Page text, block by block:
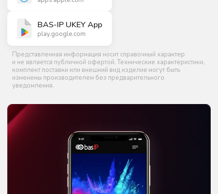
BAS-IP UKEY App
play.google.com
Представленная информация носит справочный характер
и не является публичной офертой. Технические характеристики,
комплект поставки или внешний вид изделия могут быть
изменены производителем без предварительного
уведомления.